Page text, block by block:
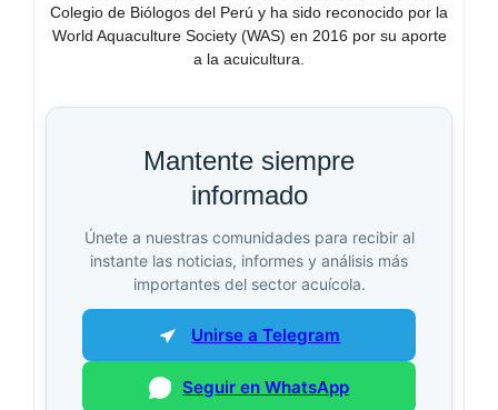
Colegio de Biólogos del Perú y ha sido reconocido por la
World Aquaculture Society (WAS) en 2016 por su aporte
a la acuicultura.
Mantente siempre
informado
Únete a nuestras comunidades para recibir al
instante las noticias, informes y análisis más
importantes del sector acuícola.
Unirse a Telegram
Seguir en WhatsApp